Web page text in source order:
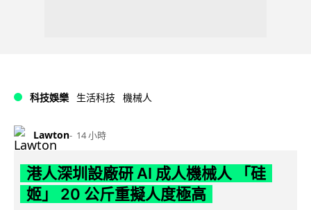
科技娛樂 生活科技 機械人
Lawton 14 小時
港人深圳設廠研 AI 成人機械人 「硅
姬」 20 公斤重擬人度極高